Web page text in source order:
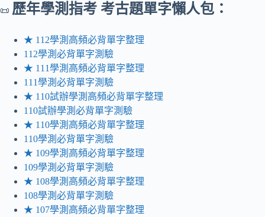
📜 歷年學測指考 考古題單字懶人包：
★ 112學測高頻必背單字整理
112學測必背單字測驗
★ 111學測高頻必背單字整理
111學測必背單字測驗
★ 110試辦學測高頻必背單字整理
110試辦學測必背單字測驗
★ 110學測高頻必背單字整理
110學測必背單字測驗
★ 109學測高頻必背單字整理
109學測必背單字測驗
★ 108學測高頻必背單字整理
108學測必背單字測驗
★ 107學測高頻必背單字整理